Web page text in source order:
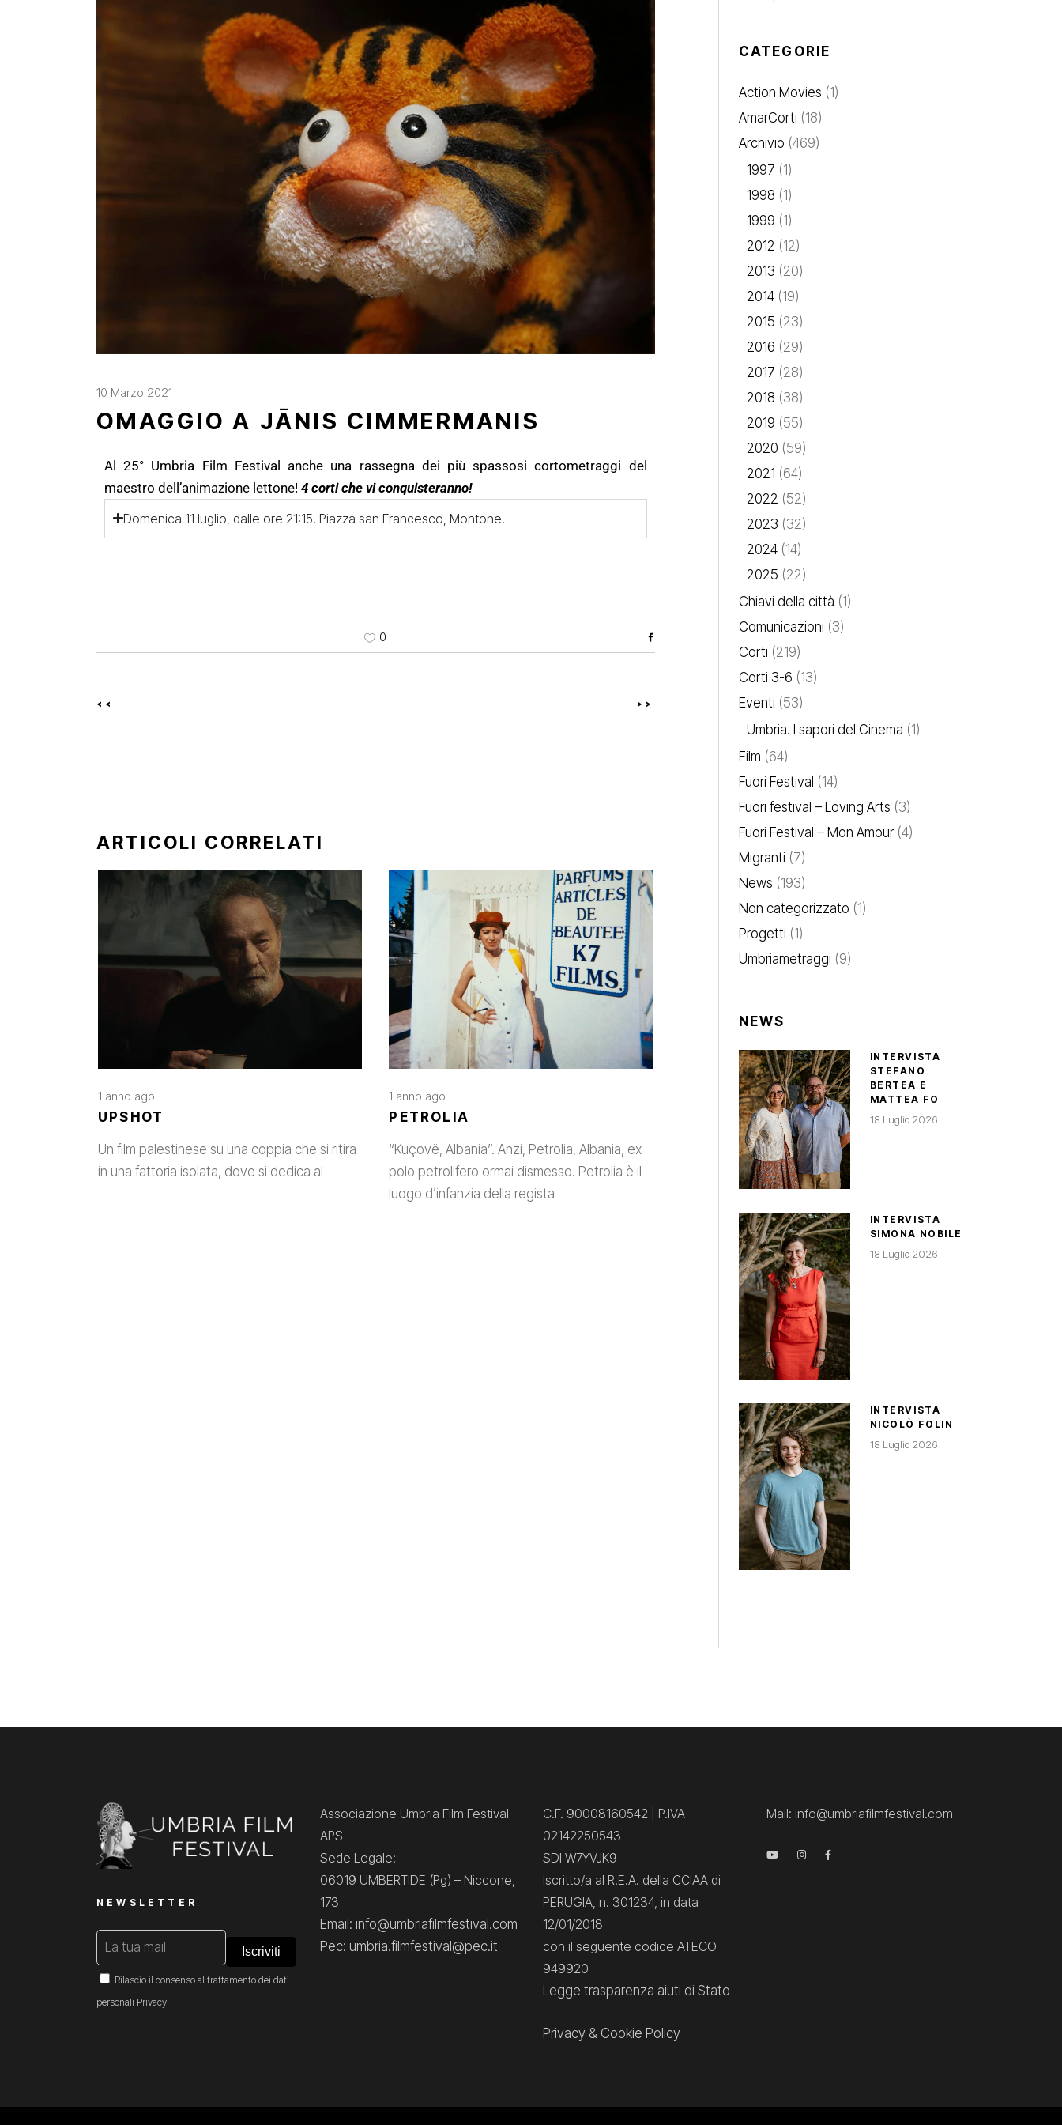
10 Marzo 2021
OMAGGIO A JĀNIS CIMMERMANIS
Al 25° Umbria Film Festival anche una rassegna dei più spassosi cortometraggi del
maestro dell’animazione lettone! 4 corti che vi conquisteranno!
Domenica 11 luglio, dalle ore 21:15. Piazza san Francesco, Montone.
0
<< >>
ARTICOLI CORRELATI
1 anno ago
UPSHOT
Un film palestinese su una coppia che si ritira
in una fattoria isolata, dove si dedica al
1 anno ago
PETROLIA
“Kuçovë, Albania”. Anzi, Petrolia, Albania, ex
polo petrolifero ormai dismesso. Petrolia è il
luogo d’infanzia della regista
CATEGORIE
Action Movies (1)
AmarCorti (18)
Archivio (469)
1997 (1)
1998 (1)
1999 (1)
2012 (12)
2013 (20)
2014(19)
2015 (23)
2016 (29)
2017 (28)
2018 (38)
2019 (55)
2020 (59)
2021 (64)
2022 (52)
2023 (32)
2024(14)
2025 (22)
Chiavi della città (1)
Comunicazioni (3)
Corti (219)
Corti 3-6 (13)
Eventi (53)
Umbria. I sapori del Cinema (1)
Film (64)
Fuori Festival (14)
Fuori festival – Loving Arts (3)
Fuori Festival – Mon Amour(4)
Migranti (7)
News (193)
Non categorizzato (1)
Progetti (1)
Umbriametraggi (9)
NEWS
INTERVISTA
STEFANO
BERTEA E
MATTEA FO
18 Luglio 2026
INTERVISTA
SIMONA NOBILE
18 Luglio 2026
INTERVISTA
NICOLÒ FOLIN
18 Luglio 2026
NEWSLETTER
Rilascio il consenso al trattamento dei dati
personali Privacy
Associazione Umbria Film Festival
APS
Sede Legale:
06019 UMBERTIDE (Pg) – Niccone,
173
Email: info@umbriafilmfestival.com
Pec: umbria.filmfestival@pec.it
C.F. 90008160542 | P.IVA
02142250543
SDI W7YVJK9
Iscritto/a al R.E.A. della CCIAA di
PERUGIA, n. 301234, in data
12/01/2018
con il seguente codice ATECO
949920
Legge trasparenza aiuti di Stato
Privacy & Cookie Policy
Mail: info@umbriafilmfestival.com